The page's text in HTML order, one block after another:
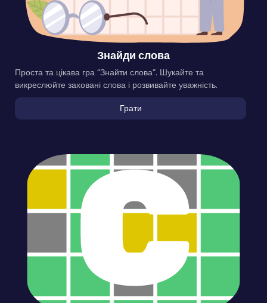
Знайди слова
Проста та цікава гра “Знайти слова”. Шукайте та
викреслюйте заховані слова і розвивайте уважність.
Грати